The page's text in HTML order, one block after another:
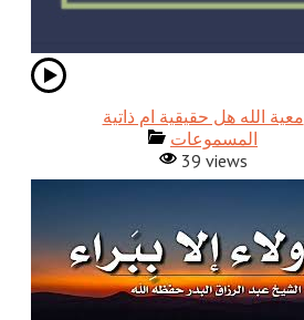
معية الله هل حقيقية ام ذاتية
المسموعات
39 views